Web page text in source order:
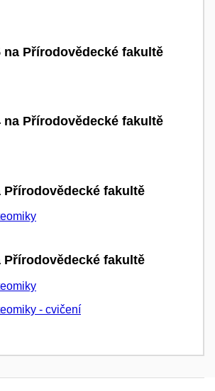
na Přírodovědecké fakultě
na Přírodovědecké fakultě
Přírodovědecké fakultě
Přírodovědecké fakultě
- cvičení